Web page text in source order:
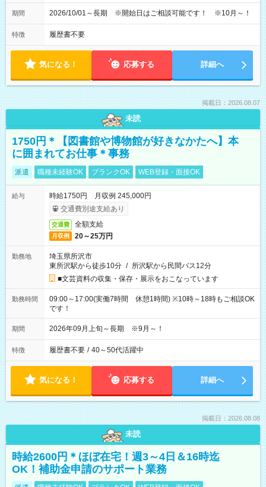
期間 2026/10/01～長期 ※開始日はご相談可能です！ ※10月～！
特徴 履歴書不要
気になる！ 応募する 詳細へ
掲載日：2026.08.07
未読
1750円＊【図書館や博物館が好きなかたへ】本
に囲まれてお仕事＊事務
派遣 職種未経験OK ブランクOK WEB登録・面接OK
給与
時給1750円 月収例 245,000円
交通費別途支給あり
交通費 全額支給
月収例 20～25万円
勤務地
埼玉県所沢市
東所沢駅から徒歩10分 / 所沢駅から民間バス12分
■文芸資料の収集・保存・展示をおこなっています
勤務時間
09:00～17:00(実働7時間 休憩1時間) ※10時～18時もご相談OK
です！
期間 2026年09月上旬～長期 ※9月～！
特徴 履歴書不要 / 40～50代活躍中
気になる！ 応募する 詳細へ
掲載日：2026.08.08
未読
時給2600円＊ほぼ在宅！週3～4日＆16時迄
OK！補助金申請のサポート業務